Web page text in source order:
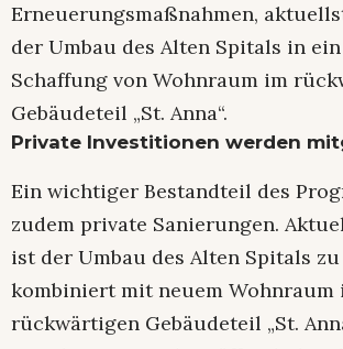
Erneuerungsmaßnahmen,
der Umbau des Alten Spitals in
Schaffung von Wohnraum im
Gebäudeteil „St. Anna“.
Private Investitionen werden
Ein wichtiger Bestandteil des
zudem private Sanierungen.
ist der Umbau des Alten Spitals
kombiniert mit neuem Wohnraum
rückwärtigen Gebäudeteil „St.